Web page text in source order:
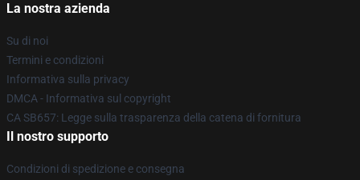
La nostra azienda
Su di noi
Termini e condizioni
Informativa sulla privacy
DMCA - Informativa sul copyright
CA SB657: Legge sulla trasparenza della catena di fornitura
Il nostro supporto
Condizioni di spedizione e consegna